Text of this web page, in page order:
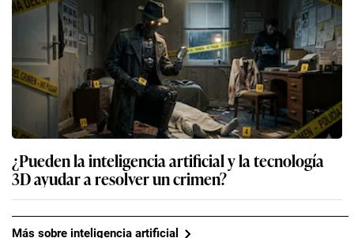
¿Pueden la inteligencia artificial y la tecnología
3D ayudar a resolver un crimen?
Más sobre inteligencia artificial